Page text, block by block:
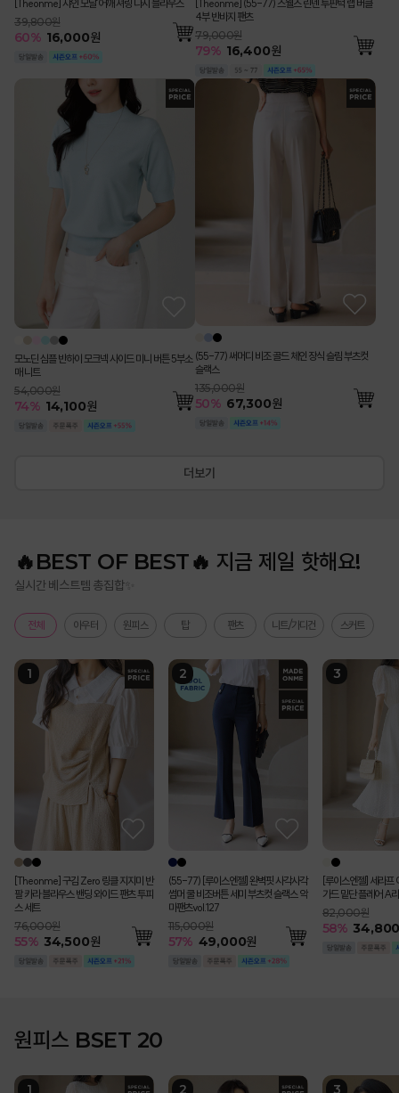
[Theonme] 샤인 모달 어깨 셔링 나시 블라우스
39,800원
60% 16,000원
[Theonme] (55-77) 스웰즈 린넨 투핀턱 랩 버클
4부 반바지 팬츠
79,000원
79% 16,400원
모노딘 심플 반하이 모크넥 사이드 미니 버튼 5부소
매 니트
54,000원
74% 14,100원
(55-77) 써머디 비조 골드 체인 장식 슬림 부츠컷
슬랙스
135,000원
50% 67,300원
더보기
🔥BEST OF BEST🔥 지금 제일 핫해요!
실시간 베스트템 총집합✨
전체 아우터 원피스 탑 팬츠 니트/가디건 스커트
[Theonme] 구김 Zero 링클 지지미 반
팔 카라 블라우스 밴딩 와이드 팬츠 투피
스 세트
76,000원
55% 34,500원
(55-77) [루이스엔젤] 완벽핏 사각사각
썸머 쿨 비조버튼 세미 부츠컷 슬랙스 악
마팬츠vol.127
115,000원
57% 49,000원
[루이스엔젤] 세라프
가드 밑단 플레어 A
82,000원
58%
원피스 BSET 20